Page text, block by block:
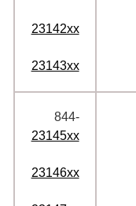
23142xx
23143xx
844‑
23145xx
23146xx